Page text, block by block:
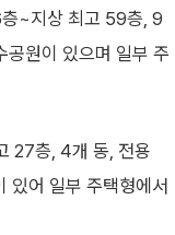
~지상 최고 59층, 9
원이 있으며 일부 주
27층, 4개 동, 전용
어 일부 주택형에서